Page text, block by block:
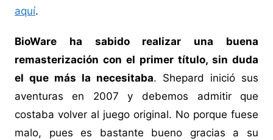
aquí.
BioWare ha sabido realizar una buena
remasterización con el primer título, sin duda
el que más la necesitaba. Shepard inició sus
aventuras en 2007 y debemos admitir que
costaba volver al juego original. No porque fuese
malo, pues es bastante bueno gracias a su